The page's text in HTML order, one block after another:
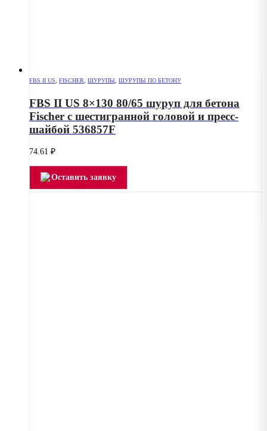
FBS II US FISCHER ШУРУПЫ ШУРУПЫ ПО БЕТОНУ
FBS II US 8×130 80/65 шуруп для бетона
Fischer с шестигранной головой и пресс-
шайбой 536857F
74.61 ₽
Оставить заявку